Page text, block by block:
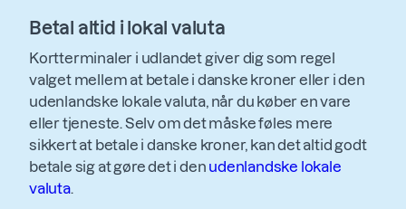
Betal altid i lokal valuta
Kortterminaler i udlandet giver dig som regel
valget mellem at betale i danske kroner eller i den
udenlandske lokale valuta, når du køber en vare
eller tjeneste. Selv om det måske føles mere
sikkert at betale i danske kroner, kan det altid godt
betale sig at gøre det i den udenlandske lokale
valuta.